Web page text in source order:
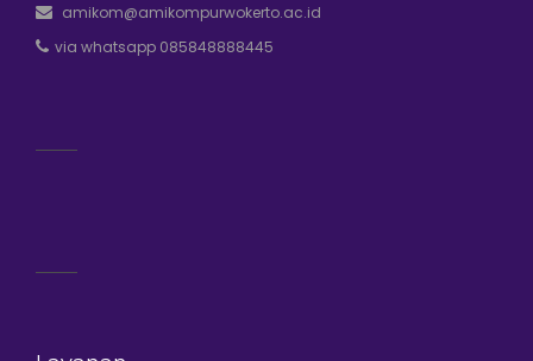
amikom@amikompurwokerto.ac.id
via whatsapp 085848888445